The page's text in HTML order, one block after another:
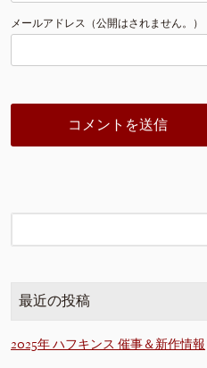
メールアドレス（公開はされません。）
最近の投稿
2025年 ハフキンス 催事＆新作情報